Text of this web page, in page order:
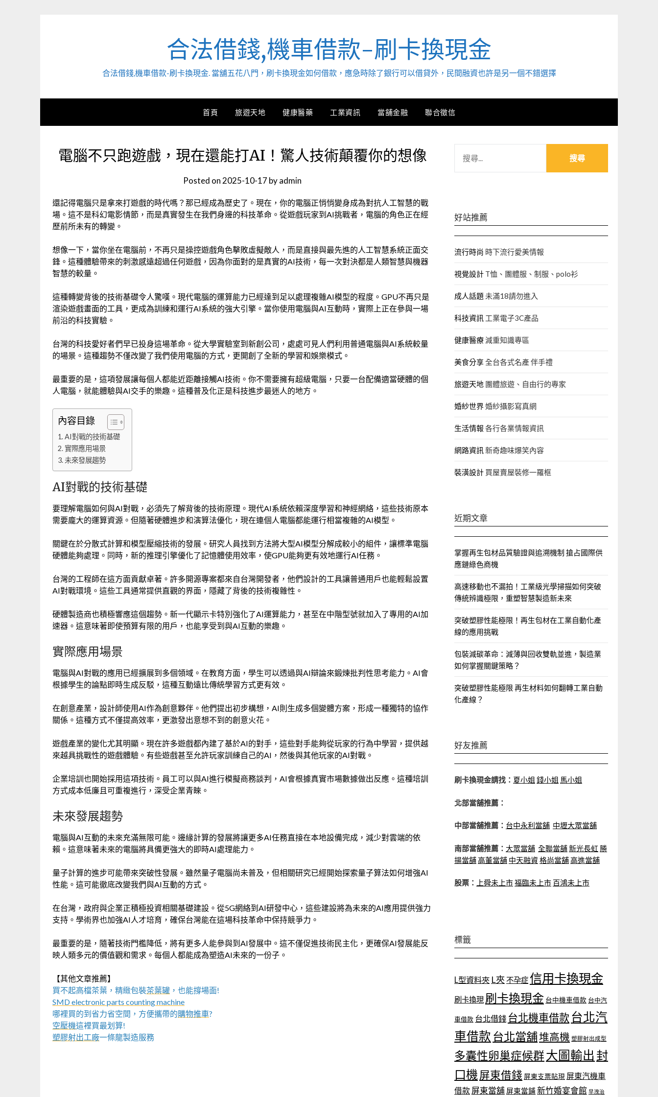
合法借錢,機車借款-刷卡換現金
合法借錢,機車借款-刷卡換現金. 當舖五花八門，刷卡換現金如何借款，應急時除了銀行可以借貸外，民間融資也許是另一個不錯選擇
首頁 旅遊天地 健康醫藥 工業資訊 當舖金融 聯合徵信
電腦不只跑遊戲，現在還能打AI！驚人技術顛覆你的想像
Posted on 2025-10-17 byadmin
還記得電腦只是拿來打遊戲的時代嗎？那已經成為歷史了。現在，你的電腦正悄悄變身成為對抗人工智慧的戰
場。這不是科幻電影情節，而是真實發生在我們身邊的科技革命。從遊戲玩家到AI挑戰者，電腦的角色正在經
歷前所未有的轉變。
想像一下，當你坐在電腦前，不再只是操控遊戲角色擊敗虛擬敵人，而是直接與最先進的人工智慧系統正面交
鋒。這種體驗帶來的刺激感遠超過任何遊戲，因為你面對的是真實的AI技術，每一次對決都是人類智慧與機器
智慧的較量。
這種轉變背後的技術基礎令人驚嘆。現代電腦的運算能力已經達到足以處理複雜AI模型的程度。GPU不再只是
渲染遊戲畫面的工具，更成為訓練和運行AI系統的強大引擎。當你使用電腦與AI互動時，實際上正在參與一場
前沿的科技實驗。
台灣的科技愛好者們早已投身這場革命。從大學實驗室到新創公司，處處可見人們利用普通電腦與AI系統較量
的場景。這種趨勢不僅改變了我們使用電腦的方式，更開創了全新的學習和娛樂模式。
最重要的是，這項發展讓每個人都能近距離接觸AI技術。你不需要擁有超級電腦，只要一台配備適當硬體的個
人電腦，就能體驗與AI交手的樂趣。這種普及化正是科技進步最迷人的地方。
內容目錄
AI對戰的技術基礎
實際應用場景
未來發展趨勢
AI對戰的技術基礎
要理解電腦如何與AI對戰，必須先了解背後的技術原理。現代AI系統依賴深度學習和神經網絡，這些技術原本
需要龐大的運算資源。但隨著硬體進步和演算法優化，現在連個人電腦都能運行相當複雜的AI模型。
關鍵在於分散式計算和模型壓縮技術的發展。研究人員找到方法將大型AI模型分解成較小的組件，讓標準電腦
硬體能夠處理。同時，新的推理引擎優化了記憶體使用效率，使GPU能夠更有效地運行AI任務。
台灣的工程師在這方面貢獻卓著。許多開源專案都來自台灣開發者，他們設計的工具讓普通用戶也能輕鬆設置
AI對戰環境。這些工具通常提供直觀的界面，隱藏了背後的技術複雜性。
硬體製造商也積極響應這個趨勢。新一代顯示卡特別強化了AI運算能力，甚至在中階型號就加入了專用的AI加
速器。這意味著即使預算有限的用戶，也能享受到與AI互動的樂趣。
實際應用場景
電腦與AI對戰的應用已經擴展到多個領域。在教育方面，學生可以透過與AI辯論來鍛煉批判性思考能力。AI會
根據學生的論點即時生成反駁，這種互動遠比傳統學習方式更有效。
在創意產業，設計師使用AI作為創意夥伴。他們提出初步構想，AI則生成多個變體方案，形成一種獨特的協作
關係。這種方式不僅提高效率，更激發出意想不到的創意火花。
遊戲產業的變化尤其明顯。現在許多遊戲都內建了基於AI的對手，這些對手能夠從玩家的行為中學習，提供越
來越具挑戰性的遊戲體驗。有些遊戲甚至允許玩家訓練自己的AI，然後與其他玩家的AI對戰。
企業培訓也開始採用這項技術。員工可以與AI進行模擬商務談判，AI會根據真實市場數據做出反應。這種培訓
方式成本低廉且可重複進行，深受企業青睞。
未來發展趨勢
電腦與AI互動的未來充滿無限可能。邊緣計算的發展將讓更多AI任務直接在本地設備完成，減少對雲端的依
賴。這意味著未來的電腦將具備更強大的即時AI處理能力。
量子計算的進步可能帶來突破性發展。雖然量子電腦尚未普及，但相關研究已經開始探索量子算法如何增強AI
性能。這可能徹底改變我們與AI互動的方式。
在台灣，政府與企業正積極投資相關基礎建設。從5G網絡到AI研發中心，這些建設將為未來的AI應用提供強力
支持。學術界也加強AI人才培育，確保台灣能在這場科技革命中保持競爭力。
最重要的是，隨著技術門檻降低，將有更多人能參與到AI發展中。這不僅促進技術民主化，更確保AI發展能反
映人類多元的價值觀和需求。每個人都能成為塑造AI未來的一份子。
【其他文章推薦】
買不起高檔茶葉，精緻包裝茶葉罐 ，也能撐場面!
SMD electronic parts counting machine
哪裡買的到省力省空間，方便攜帶的購物推車?
空壓機這裡買最划算!
塑膠射出工廠一條龍製造服務
關
好站推薦
流行時尚 時下流行愛美情報
視覺設計 T恤、團體服、制服、polo衫
成人話題 未滿18請勿進入
科技資訊 工業電子3C產品
健康醫療減重知識專區
美食分享全台各式名產 伴手禮
旅遊天地 團體旅遊、自由行的專家‎
婚紗世界婚紗攝影寫真網
生活情報 各行各業情報資訊
網路資訊 新奇趣味爆笑內容
裝潢設計 買屋賣屋裝修一羅框
近期文章
掌握再生包材品質驗證與追溯機制 搶占國際供
應鏈綠色商機
高速移動也不漏拍！工業級光學掃描如何突破
傳統辨識極限，重塑智慧製造新未來
突破塑膠性能極限！再生包材在工業自動化產
線的應用挑戰
包裝減碳革命：減薄與回收雙軌並進，製造業
如何掌握關鍵策略？
突破塑膠性能極限 再生材料如何翻轉工業自動
化產線？
好友推薦
刷卡換現金請找： 夏小姐 錢小姐 馬小姐
北部當舖推薦：
中部當舖推薦： 台中永利當舖 中壢大眾當舖
南部當舖推薦： 大眾當舖 全聯當舖新光長虹 勝
揚當舖高董當舖 中天融資格尚當舖高進當舖
股票： 上舜未上市福臨未上市 百鴻未上市
標籤
L型資料夾 L夾 不孕症 信用卡換現金
刷卡換現 刷卡換現金 台中機車借款 台中汽
車借款 台北借錢 台北機車借款 台北汽
車借款 台北當舖堆高機 塑膠射出成型
多囊性卵巢症候群大圖輸出 封
口機 屏東借錢 屏東支票貼現 屏東汽機車
借款 屏東當舖 屏東當鋪 新竹婚宴會館 早洩治